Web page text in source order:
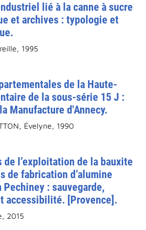
lié à la canne à sucre
et archives : typologie et
1995
de la Haute-
de la sous-série 15 J :
Manufacture d'Annecy.
Évelyne, 1990
de l’exploitation de la bauxite
de fabrication d’alumine
Pechiney : sauvegarde,
accessibilité. [Provence].
2015